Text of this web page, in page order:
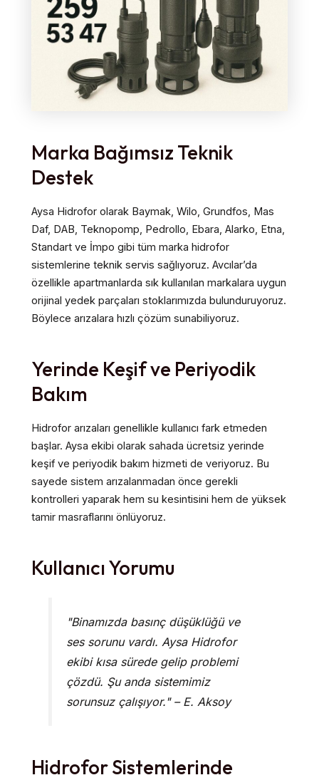
Marka Bağımsız Teknik
Destek
Aysa Hidrofor olarak Baymak, Wilo, Grundfos, Mas
Daf, DAB, Teknopomp, Pedrollo, Ebara, Alarko, Etna,
Standart ve İmpo gibi tüm marka hidrofor
sistemlerine teknik servis sağlıyoruz. Avcılar’da
özellikle apartmanlarda sık kullanılan markalara uygun
orijinal yedek parçaları stoklarımızda bulunduruyoruz.
Böylece arızalara hızlı çözüm sunabiliyoruz.
Yerinde Keşif ve Periyodik
Bakım
Hidrofor arızaları genellikle kullanıcı fark etmeden
başlar. Aysa ekibi olarak sahada ücretsiz yerinde
keşif ve periyodik bakım hizmeti de veriyoruz. Bu
sayede sistem arızalanmadan önce gerekli
kontrolleri yaparak hem su kesintisini hem de yüksek
tamir masraflarını önlüyoruz.
Kullanıcı Yorumu
"Binamızda basınç düşüklüğü ve
ses sorunu vardı. Aysa Hidrofor
ekibi kısa sürede gelip problemi
çözdü. Şu anda sistemimiz
sorunsuz çalışıyor." – E. Aksoy
Hidrofor Sistemlerinde